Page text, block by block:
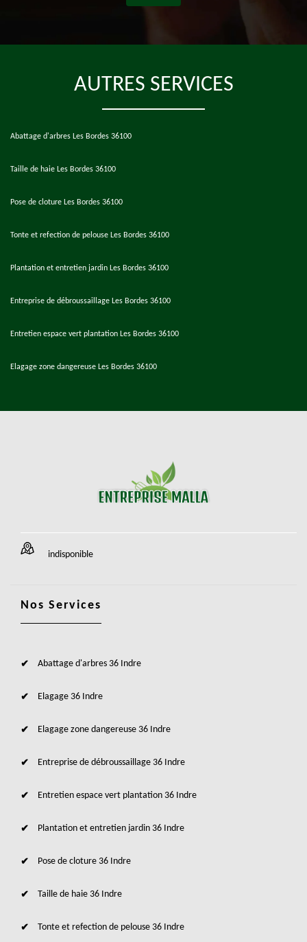
AUTRES SERVICES
Abattage d'arbres Les Bordes 36100
Taille de haie Les Bordes 36100
Pose de cloture Les Bordes 36100
Tonte et refection de pelouse Les Bordes 36100
Plantation et entretien jardin Les Bordes 36100
Entreprise de débroussaillage Les Bordes 36100
Entretien espace vert plantation Les Bordes 36100
Elagage zone dangereuse Les Bordes 36100
indisponible
Nos Services
Abattage d'arbres 36 Indre
Elagage 36 Indre
Elagage zone dangereuse 36 Indre
Entreprise de débroussaillage 36 Indre
Entretien espace vert plantation 36 Indre
Plantation et entretien jardin 36 Indre
Pose de cloture 36 Indre
Taille de haie 36 Indre
Tonte et refection de pelouse 36 Indre